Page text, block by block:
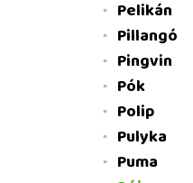
Pelikán
Pillangó
Pingvin
Pók
Polip
Pulyka
Puma